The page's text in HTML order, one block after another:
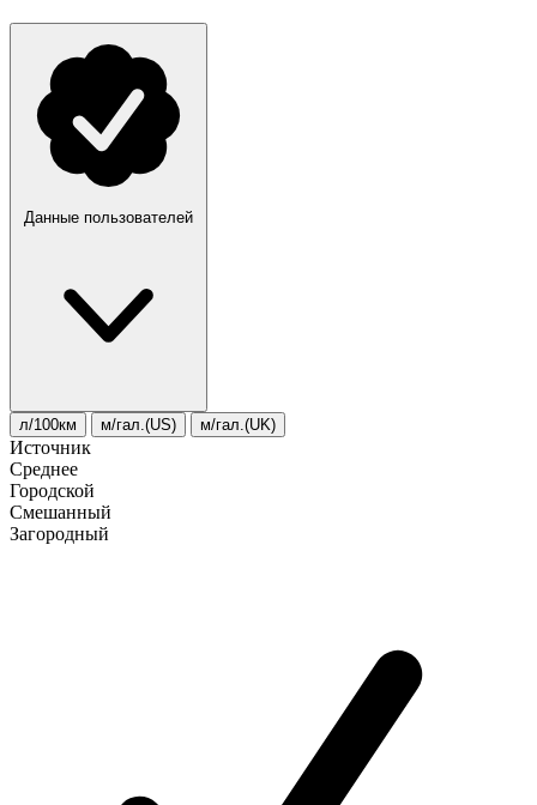
Данные пользователей
л/100км м/гал.(US) м/гал.(UK)
Источник
Среднее
Городской
Смешанный
Загородный